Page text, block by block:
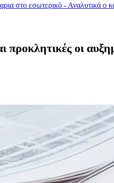
στο εσωτερικό - Αναλυτικά ο
οι